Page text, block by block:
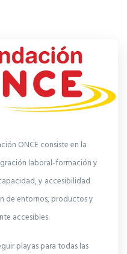
ONCE consiste en la
laboral-formación y
y accesibilidad
de entornos, productos y
accesibles.
playas para todas las